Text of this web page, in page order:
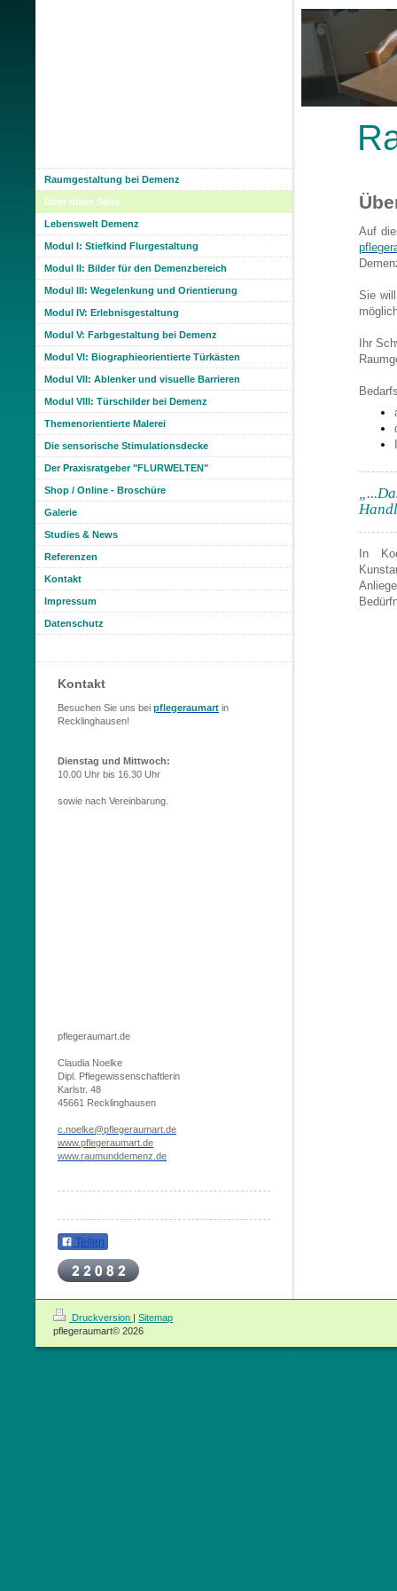
Auf
Sie
Ihr
In
Raumgestaltung bei Demenz
Über diese Seite
Lebenswelt Demenz
Modul I: Stiefkind Flurgestaltung
Modul II: Bilder für den Demenzbereich
Modul III: Wegelenkung und Orientierung
Modul IV: Erlebnisgestaltung
Modul V: Farbgestaltung bei Demenz
Modul VI: Biographieorientierte Türkästen
Modul VII: Ablenker und visuelle Barrieren
Modul VIII: Türschilder bei Demenz
Themenorientierte Malerei
Die sensorische Stimulationsdecke
Der Praxisratgeber "FLURWELTEN"
Shop / Online - Broschüre
Galerie
Studies & News
Referenzen
Kontakt
Impressum
Datenschutz
Kontakt
Besuchen Sie uns bei pflegeraumart in
Recklinghausen!
Dienstag und Mittwoch:
10.00 Uhr bis 16.30 Uhr
sowie nach Vereinbarung.
pflegeraumart.de
Claudia Noelke
Dipl. Pflegewissenschaftlerin
Karlstr. 48
45661 Recklinghausen
c.noelke@pflegeraumart.de
www.pflegeraumart.de
www.raumunddemenz.de
Teilen
Druckversion | Sitemap
pflegeraumart© 2026